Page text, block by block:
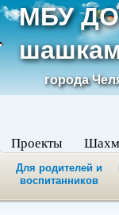
МБУ
города
Для родителей и
воспитанников
Проекты